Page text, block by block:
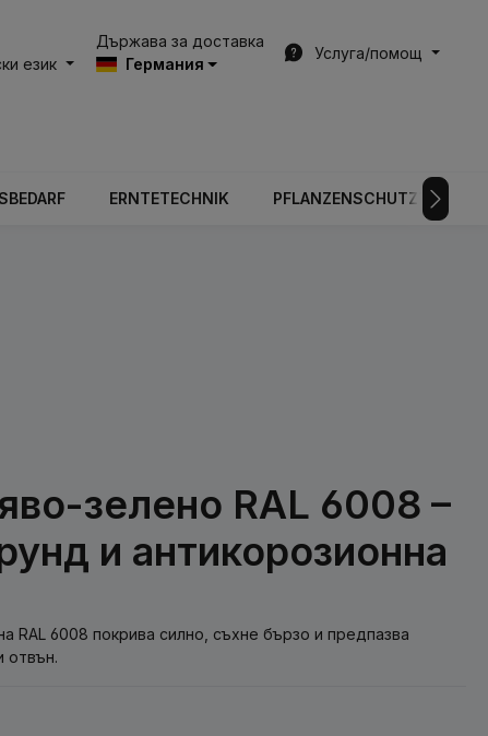
език
Държава за доставка
Германия
Услуга/помощ
ERNTETECHNIK PFLANZENSCHUTZTECHNIK
зелено RAL 6008 –
и антикорозионна
RAL 6008 покрива силно, съхне бързо и предпазва
отвън.